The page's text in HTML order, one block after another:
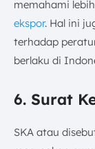
memahami
ekspor. Hal ini
terhadap
berlaku di
6. Surat
SKA atau